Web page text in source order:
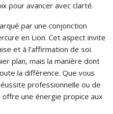
pour avancer avec clarté.
par une conjonction
en Lion. Cet aspect invite
et à l’affirmation de soi.
plan, mais la manière dont
la différence. Que vous
professionnelle ou de
une énergie propice aux